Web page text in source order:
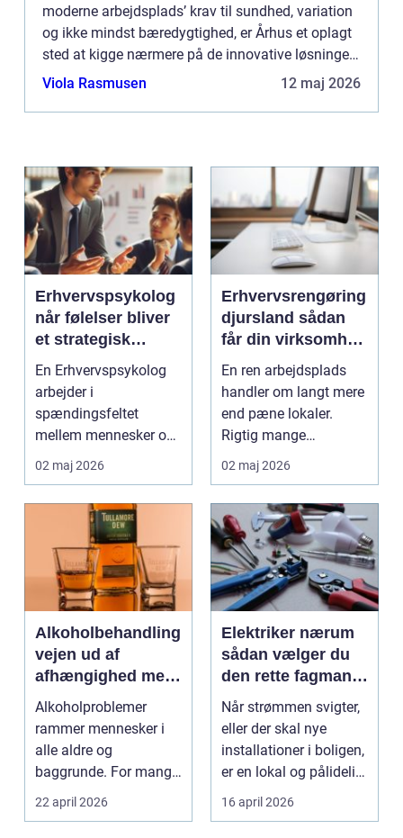
moderne arbejdsplads’ krav til sundhed, variation
og ikke mindst bæredygtighed, er Århus et oplagt
sted at kigge nærmere på de innovative løsninger.
Her er nytænkende leverandører som Dabba
Viola Rasmusen 12 maj 2026
Erhvervspsykolog
når følelser bliver
et strategisk
værktøj i
arbejdslivet
En Erhvervspsykolog
arbejder i
spændingsfeltet
mellem mennesker og
forretning. Fokus er
ikke kun på ...
02 maj 2026
Erhvervsrengøring
djursland sådan
får din virksomhed
mest muligt ud af
rengøringen
En ren arbejdsplads
handler om langt mere
end pæne lokaler.
Rigtig mange
virksomheder på
Djursland o...
02 maj 2026
Alkoholbehandling
vejen ud af
afhængighed med
professionel støtte
Alkoholproblemer
rammer mennesker i
alle aldre og
baggrunde. For mange
starter det med
hyggedrik på ...
22 april 2026
Elektriker nærum
sådan vælger du
den rette fagmand
til dine el-opgaver
Når strømmen svigter,
eller der skal nye
installationer i boligen,
er en lokal og pålidelig
elektrik...
16 april 2026